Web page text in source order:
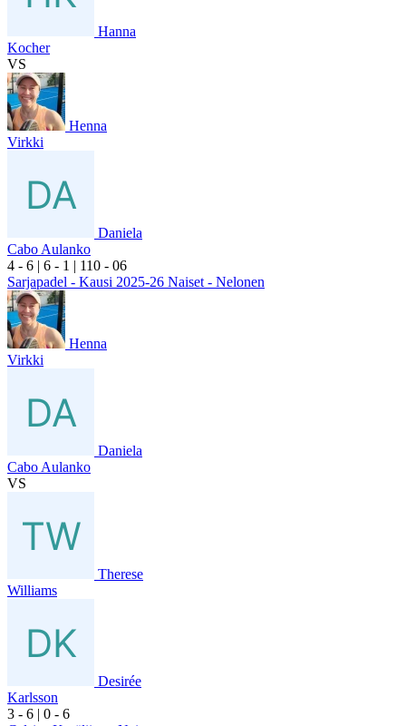
Hanna
Kocher
VS
Henna
Virkki
Daniela
Cabo Aulanko
4 - 6 | 6 - 1 | 110 - 06
Sarjapadel - Kausi 2025-26 Naiset - Nelonen
Henna
Virkki
Daniela
Cabo Aulanko
VS
Therese
Williams
Desirée
Karlsson
3 - 6 | 0 - 6